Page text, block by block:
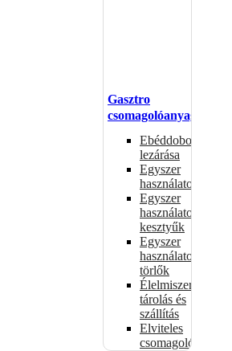
Gasztro
csomagolóanyagok
Ebéddobozok
lezárása
Egyszer
használatos
Egyszer
használatos
kesztyűk
Egyszer
használatos
törlők
Élelmiszer-
tárolás és
szállítás
Elviteles
csomagolóanyagok